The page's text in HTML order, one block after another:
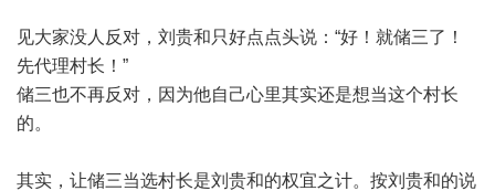
见大家没人反对，刘贵和只好点点头说：“好！就储三了！
先代理村长！”
储三也不再反对，因为他自己心里其实还是想当这个村长
的。
其实，让储三当选村长是刘贵和的权宜之计。按刘贵和的说